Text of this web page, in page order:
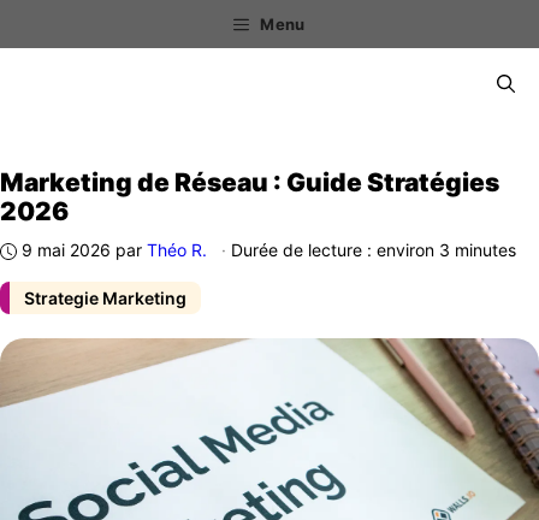
au
Menu
Strategie Marketing
Marketing de Réseau : Guide Stratégies
2026
9 mai 2026 par Théo R. · Durée de lecture : environ 3 minutes